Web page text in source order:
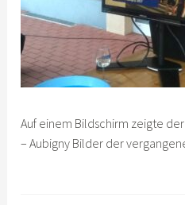
Auf einem Bildschirm zeigte
– Aubigny Bilder der